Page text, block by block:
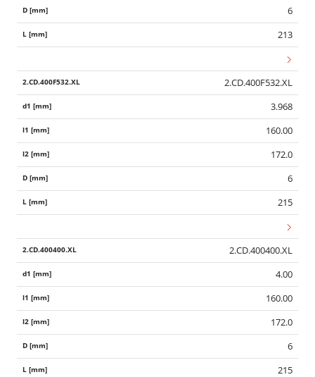
6
213
2.CD.400F532.XL
3.968
160.00
172.0
6
215
2.CD.400400.XL
4.00
160.00
172.0
6
215